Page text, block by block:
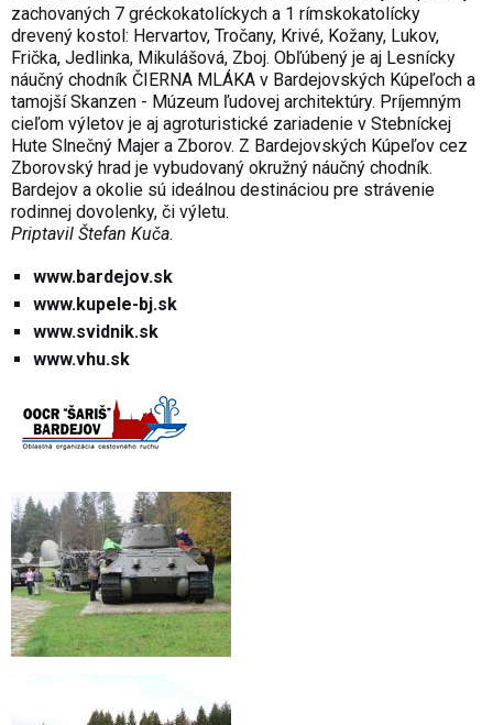
zachovaných 7 gréckokatolíckych a 1 rímskokatolícky
drevený kostol: Hervartov, Tročany, Krivé, Kožany, Lukov,
Frička, Jedlinka, Mikulášová, Zboj. Obľúbený je aj Lesnícky
náučný chodník ČIERNA MLÁKA v Bardejovských Kúpeľoch a
tamojší Skanzen - Múzeum ľudovej architektúry. Príjemným
cieľom výletov je aj agroturistické zariadenie v Stebníckej
Hute Slnečný Majer a Zborov. Z Bardejovských Kúpeľov cez
Zborovský hrad je vybudovaný okružný náučný chodník.
Bardejov a okolie sú ideálnou destináciou pre strávenie
rodinnej dovolenky, či výletu.
Priptavil Štefan Kuča.
www.bardejov.sk
www.kupele-bj.sk
www.svidnik.sk
www.vhu.sk